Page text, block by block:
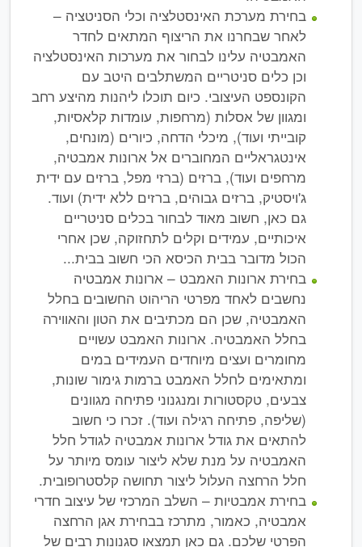
בחירת מערכת האינסטלציה וכלי הסניטציה –
לאחר שבחרנו את הריצוף המתאים לחדר
האמבטיה עלינו לבחור את מערכות האינסטלציה
וכן כלים סניטריים המשתלבים היטב עם
הקונספט העיצובי. כיום תוכלו ליהנות מהיצע רחב
ומגוון של אסלות (מרחפות, עומדות קלאסיות,
קובייתי ועוד), מיכלי הדחה, כיורים (מונחים,
אינטגראליים המחוברים אל ארונות אמבטיה,
מרחפים ועוד), ברזים (ברזי מפל, ברזים עם ידית
ג'ויסטיק, ברזים גבוהים, ברזים ללא ידית) ועוד.
גם כאן, חשוב מאוד לבחור בכלים סניטריים
איכותיים, עמידים וקלים לתחזוקה, שכן אחרי
הכול מדובר בבית הכיסא הכי חשוב בבית...
בחירת ארונות האמבט – ארונות אמבטיה
נחשבים לאחד מפרטי הריהוט החשובים בחלל
האמבטיה, שכן הם מכתיבים את הטון והאווירה
בחלל האמבטיה. ארונות האמבט עשויים
מחומרים ועצים מיוחדים העמידים במים
ומתאימים לחלל האמבט ברמות גימור שונות,
צבעים, טקסטורות ומנגנוני פתיחה מגוונים
(שליפה, פתיחה רגילה ועוד). זכרו כי חשוב
להתאים את גודל ארונות אמבטיה לגודל חלל
האמבטיה על מנת שלא ליצור עומס מיותר על
חלל הרחצה העלול ליצור תחושה קלסטרופובית.
בחירת אמבטיות – השלב המרכזי של עיצוב חדרי
אמבטיה, כאמור, מתרכז בבחירת אגן הרחצה
הפרטי שלכם. גם כאן תמצאו סגנונות רבים של